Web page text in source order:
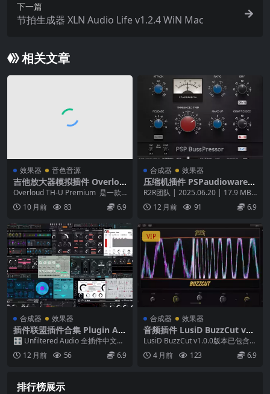
下一篇
节拍生成器 XLN Audio Life v1.2.4 WiN Mac
相关文章
效果器 音色音源
吉他放大器模拟插件 Overlou
d TH-U Premium v2.0.5
Overloud TH-U Premium 是一款
顶级的吉他放大器模拟插件，专...
10 月前 83 6.9
合成器 效果器
压缩机插件 PSPaudioware P
SP BussPressor v2.0.0 PRO
PER-WiN
R2R团队 | 2025.06.20 | 17.9 MBP
SP BussPres...
12 月前 91 6.9
合成器 效果器
插件联盟插件合集 Plugin Alli
ance Unfiltered Audio All P
lug-ins 2025.06.16 macOS
🎛️ Unfiltered Audio 全插件中文介
绍 Unfiltered A...
12 月前 56 6.9
VIP
合成器 效果器
音频插件 LusiD BuzzCut v1.
0.0 WiN
LusiD BuzzCut v1.0.0版本已包含密
钥生成器——MOCHA。该插...
4 月前 123 6.9
排行榜展示